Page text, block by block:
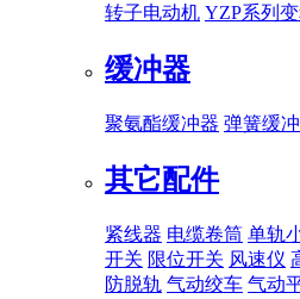
转子电动机 YZP系列
缓冲器
聚氨酯缓冲器 弹簧缓
其它配件
紧线器 电缆卷筒 单轨
开关 限位开关 风速仪
防脱轨 气动绞车 气动